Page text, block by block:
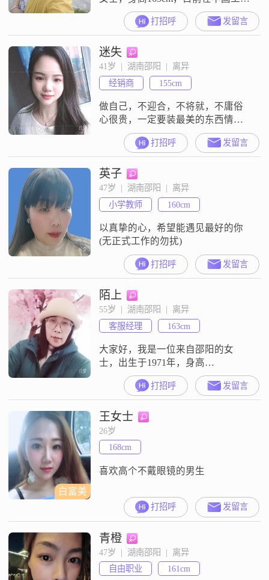
作，月收入在3001到5000元之间
##3002##我拥有大专学历，平时喜
欢摄影和修图，这让我能够记录生
活中的美好瞬间，并通过后期处理
让它们更加完美##3002##性格方
面，我自认为是一个善解人意的
人，善于倾听他人的想法和感受
##3002##我享受当下
打招呼 发留言
迷失
41岁  |  湖南邵阳  |  离异
经销商
155cm
做自己，不迎合，不将就，不庸俗
心很贵，一定要装最美的东西情绪
很贵，一定要接触让你愉快的人
打招呼 发留言
英子
47岁  |  湖南邵阳  |  离异
小学教师
160cm
以真挚的心，希望能遇见最好的你
(无正式工作的勿扰)
打招呼 发留言
陌上
55岁  |  湖南邵阳  |  离异
客服经理
163cm
大家好，我是一位来自邵阳的女
士，出生于1971年，身高
163cm##3002##我拥有大专学历，目
前在邵阳工作，月收入3000元以下
##3002##我性格温柔体贴，随和易
相处，真诚可靠，家庭对我来说非
常重要，我总是把家庭放在第一位
##3002##在生活中，我善解人意，
追求简单幸福和稳定安逸的生活方
式##3002##我喜
打招呼 发留言
白富美
王女士
26岁
168cm
喜欢高个不戴眼镜的男生
打招呼 发留言
青橙
47岁  |  湖南邵阳  |  离异
自由职业
161cm